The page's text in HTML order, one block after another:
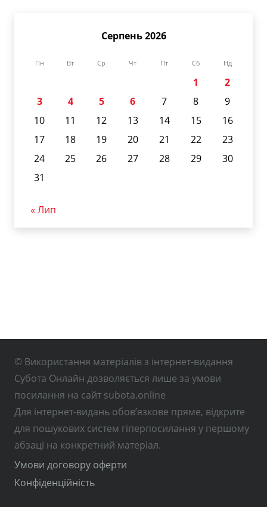
Серпень 2026
Пн Вт Ср Чт Пт Сб Нд
1
2
3
4 5 6 7 8
9
10
11 12 13 14 15
16
17
18 19 20 21 22
23
24
25 26 27 28 29
30
31
« Лип
© Використання матеріалів з інтернет-видання
Субота Онлайн дозволяється лише за умови
посилання на сайт subota.online
Для інтернет-видань обов’язкове пряме, відкрите
для пошукових систем гіперпосилання у першому
абзаці на конкретний матеріал.
Умови договору оферти
Конфіденційність